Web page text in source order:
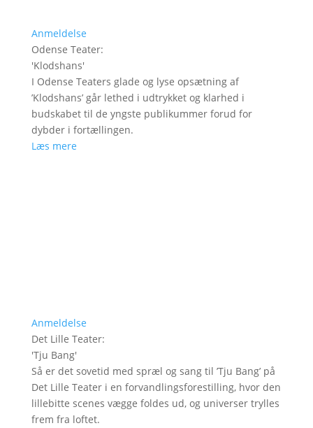
Anmeldelse
Odense Teater:
'Klodshans'
I Odense Teaters glade og lyse opsætning af
’Klodshans’ går lethed i udtrykket og klarhed i
budskabet til de yngste publikummer forud for
dybder i fortællingen.
Læs mere
Anmeldelse
Det Lille Teater:
'Tju Bang'
Så er det sovetid med spræl og sang til ’Tju Bang’ på
Det Lille Teater i en forvandlingsforestilling, hvor den
lillebitte scenes vægge foldes ud, og universer trylles
frem fra loftet.